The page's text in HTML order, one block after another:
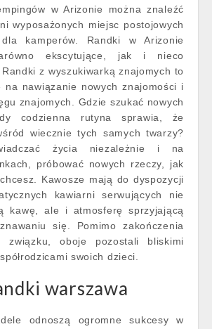
w Arizonie można znaleźć
wyposażonych miejsc postojowych
kamperów. Randki w Arizonie
ekscytujące, jak i nieco
z wyszukiwarką znajomych to
na nawiązanie nowych znajomości i
znajomych. Gdzie szukać nowych
codzienna rutyna sprawia, że
wiecznie tych samych twarzy?
życia niezależnie i na
próbować nowych rzeczy, jak
Kawosze mają do dyspozycji
kawiarni serwujących nie
kawę, ale i atmosferę sprzyjającą
się. Pomimo zakończenia
związku, oboje pozostali bliskimi
swoich dzieci.
warszawa
odnoszą ogromne sukcesy w